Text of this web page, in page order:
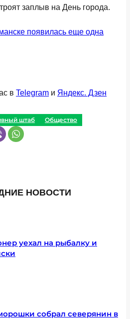
заплыв на День города.
появилась еще одна
в Telegram и Яндекс. Дзен
штаб Общество
НОВОСТИ
уехал на рыбалку и
собрал северянин в